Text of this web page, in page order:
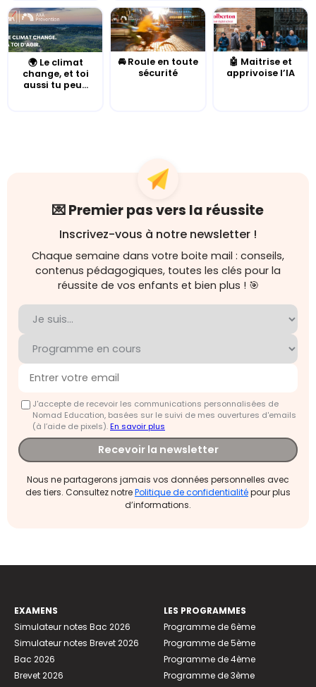
🌍 Le climat
change, et toi
aussi tu peu...
🚘 Roule en toute
sécurité
🤖 Maitrise et
apprivoise l’IA
💌 Premier pas vers la réussite
Inscrivez-vous à notre newsletter !
Chaque semaine dans votre boite mail : conseils,
contenus pédagogiques, toutes les clés pour la
réussite de vos enfants et bien plus ! 🎯
J'accepte de recevoir les communications personnalisées de
Nomad Education, basées sur le suivi de mes ouvertures d'emails
(à l’aide de pixels).En savoir plus
Recevoir la newsletter
Nous ne partagerons jamais vos données personnelles avec
des tiers. Consultez notrePolitique de confidentialitépour plus
d’informations.
EXAMENS
Simulateur notes Bac 2026
Simulateur notes Brevet 2026
Bac 2026
Brevet 2026
LES PROGRAMMES
Programme de 6ème
Programme de 5ème
Programme de 4ème
Programme de 3ème